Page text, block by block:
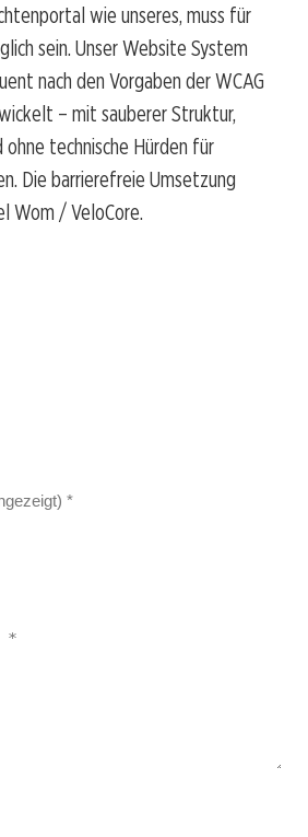
wie unseres, muss für
sein. Unser Website System
nach den Vorgaben der WCAG
– mit sauberer Struktur,
technische Hürden für
Die barrierefreie Umsetzung
Wom / VeloCore.